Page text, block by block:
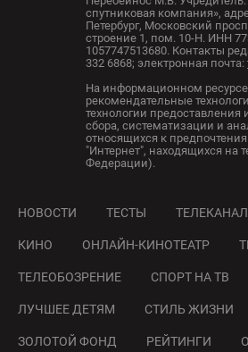
спутниковая компания»,
Петербург, Московский
строение 1, пом. 10-Н. ИНН
1057747513680. Контакты
332 6868; электронная почта:
На информационном
рекомендательные
технологии
сбора, систематизации и
относящихся к
"Интернет", находящихся на
Федерации).
НОВОСТИ ТЕСТЫ
КИНО ОНЛАЙН-КИНОТЕАТР
ТЕЛЕОБОЗРЕНИЕ СПОРТ НА ТВ
ЛУЧШЕЕ ДЕТЯМ СТИЛЬ ЖИЗНИ
ЗОЛОТОЙ ФОНД РЕЙТИНГИ